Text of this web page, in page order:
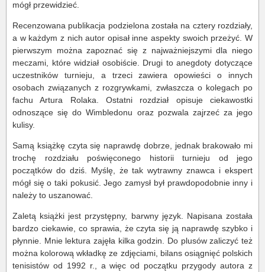
mógł przewidzieć.
Recenzowana publikacja podzielona została na cztery rozdziały,
a w każdym z nich autor opisał inne aspekty swoich przeżyć. W
pierwszym można zapoznać się z najważniejszymi dla niego
meczami, które widział osobiście. Drugi to anegdoty dotyczące
uczestników turnieju, a trzeci zawiera opowieści o innych
osobach związanych z rozgrywkami, zwłaszcza o kolegach po
fachu Artura Rolaka. Ostatni rozdział opisuje ciekawostki
odnoszące się do Wimbledonu oraz pozwala zajrzeć za jego
kulisy.
Samą książkę czyta się naprawdę dobrze, jednak brakowało mi
trochę rozdziału poświęconego historii turnieju od jego
początków do dziś. Myślę, że tak wytrawny znawca i ekspert
mógł się o taki pokusić. Jego zamysł był prawdopodobnie inny i
należy to uszanować.
Zaletą książki jest przystępny, barwny język. Napisana została
bardzo ciekawie, co sprawia, że czyta się ją naprawdę szybko i
płynnie. Mnie lektura zajęła kilka godzin. Do plusów zaliczyć też
można kolorową wkładkę ze zdjęciami, bilans osiągnięć polskich
tenisistów od 1992 r., a więc od początku przygody autora z